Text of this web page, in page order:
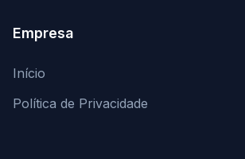
Empresa
Início
Política de Privacidade